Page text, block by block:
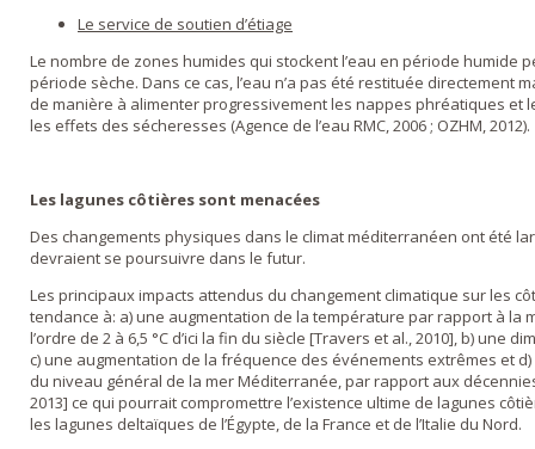
Le service de soutien d’étiage
Le nombre de zones humides qui stockent l’eau en période humide
période sèche. Dans ce cas, l’eau n’a pas été restituée directement
de manière à alimenter progressivement les nappes phréatiques et
les effets des sécheresses (Agence de l’eau RMC, 2006 ; OZHM, 2012).
Les lagunes côtières sont menacées
Des changements physiques dans le climat méditerranéen ont été
devraient se poursuivre dans le futur.
Les principaux impacts attendus du changement climatique sur les
tendance à: a) une augmentation de la température par rapport à la
l’ordre de 2 à 6,5 °C d’ici la fin du siècle [Travers et al., 2010], b) une
c) une augmentation de la fréquence des événements extrêmes et
du niveau général de la mer Méditerranée, par rapport aux
2013] ce qui pourrait compromettre l’existence ultime de lagunes
les lagunes deltaïques de l’Égypte, de la France et de l’Italie du Nord.